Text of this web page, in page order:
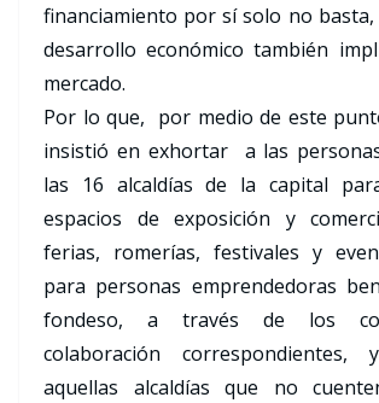
financiamiento por sí solo no basta,
desarrollo económico también
mercado.
Por lo que, por medio de este
insistió en exhortar a las
las 16 alcaldías de la capital
espacios de exposición y
ferias, romerías, festivales y
para personas emprendedoras
fondeso, a través de los
colaboración
aquellas alcaldías que no